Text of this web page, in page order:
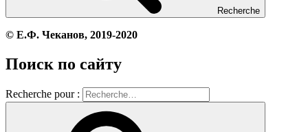
Recherche
© Е.Ф. Чеканов, 2019-2020
Поиск по сайту
Recherche pour :